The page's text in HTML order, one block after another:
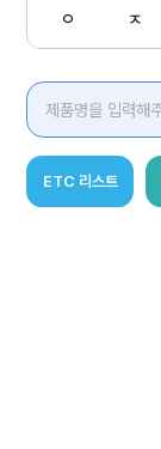
ㅇ ㅈ
ETC 리스트